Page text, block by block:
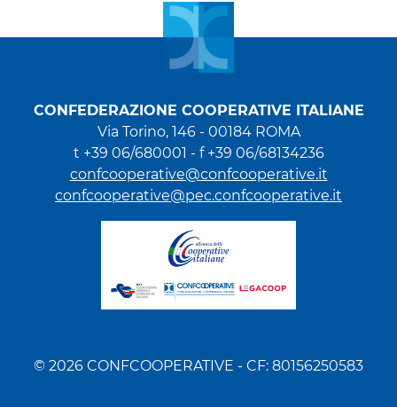
CONFEDERAZIONE COOPERATIVE ITALIANE
Via Torino, 146 - 00184 ROMA
t +39 06/680001 - f +39 06/68134236
confcooperative@confcooperative.it
confcooperative@pec.confcooperative.it
© 2026 CONFCOOPERATIVE - CF: 80156250583